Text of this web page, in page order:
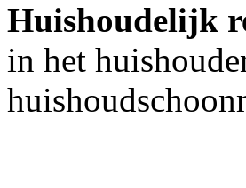
Huishoudelijk
in het